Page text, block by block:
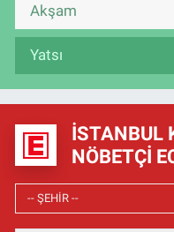
Akşam
Yatsı
İSTANBUL
NÖBETÇI